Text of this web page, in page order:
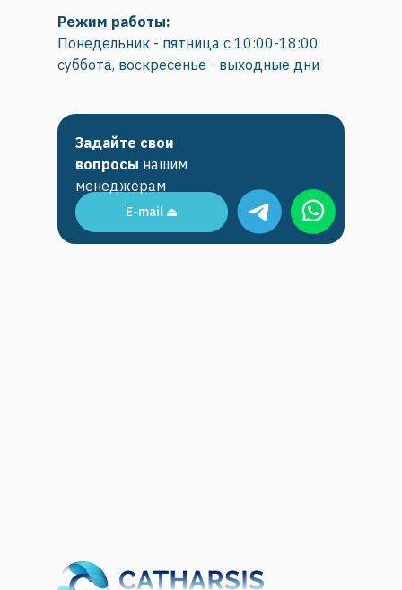
Режим работы:
Понедельник - пятница с 10:00-18:00
суббота, воскресенье - выходные дни
E-mail ⏏︎
Задайте свои
вопросы нашим
менеджерам